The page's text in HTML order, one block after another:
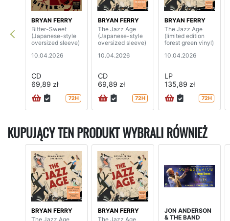
BRYAN FERRY
Bitter-Sweet
(Japanese-style
oversized sleeve)
10.04.2026
CD
69,89 zł
72H
BRYAN FERRY
The Jazz Age
(Japanese-style
oversized sleeve)
10.04.2026
CD
69,89 zł
72H
BRYAN FERRY
The Jazz Age
(limited edition
forest green vinyl)
10.04.2026
LP
135,89 zł
72H
KUPUJĄCY TEN PRODUKT WYBRALI RÓWNIEŻ
BRYAN FERRY
The Jazz Age
BRYAN FERRY
The Jazz Age
JON ANDERSON
& THE BAND